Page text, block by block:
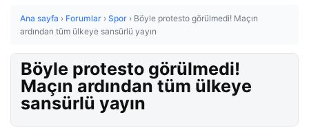
Ana sayfa › Forumlar › Spor › Böyle protesto görülmedi! Maçın
ardından tüm ülkeye sansürlü yayın
Böyle protesto görülmedi!
Maçın ardından tüm ülkeye
sansürlü yayın